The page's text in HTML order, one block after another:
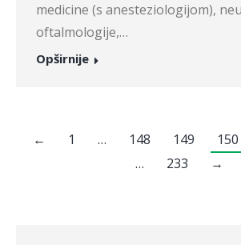
medicine (s anesteziologijom),
oftalmologije,…
Opširnije
← 1 … 148 149 150
…
233 →